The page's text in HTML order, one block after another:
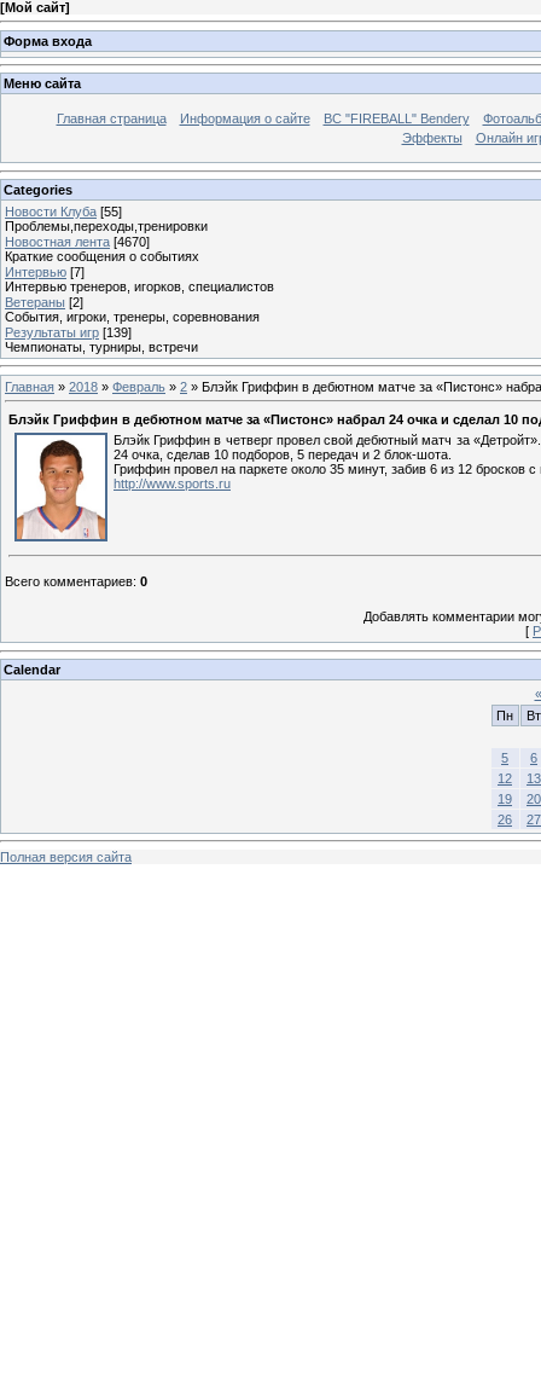
[Мой сайт]
Форма входа
Меню сайта
Главная страница Информация о сайте BC "FIREBALL" Bendery
Эффекты
Онлайн
Categories
Новости Клуба [55]
Проблемы,переходы,тренировки
Новостная лента [4670]
Краткие сообщения о событиях
Интервью [7]
Интервью тренеров, игорков, специалистов
Ветераны [2]
События, игроки, тренеры, соревнования
Результаты игр [139]
Чемпионаты, турниры, встречи
Главная » 2018 » Февраль » 2 » Блэйк Гриффин в дебютном матче за «Пистонс»
Блэйк Гриффин в дебютном матче за «Пистонс» набрал 24 очка и сделал 10
Блэйк Гриффин в четверг провел свой дебютный матч за
24 очка, сделав 10 подборов, 5 передач и 2 блок-шота.
Гриффин провел на паркете около 35 минут, забив 6 из 12
http://www.sports.ru
Всего комментариев: 0
Добавлять комментарии
[
Calendar
«
Пн
Вт
5
6
12
13
19
20
26
27
Полная версия сайта